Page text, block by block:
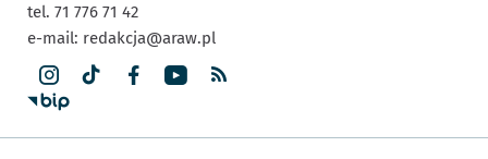
tel. 71 776 71 42
e-mail: redakcja@araw.pl